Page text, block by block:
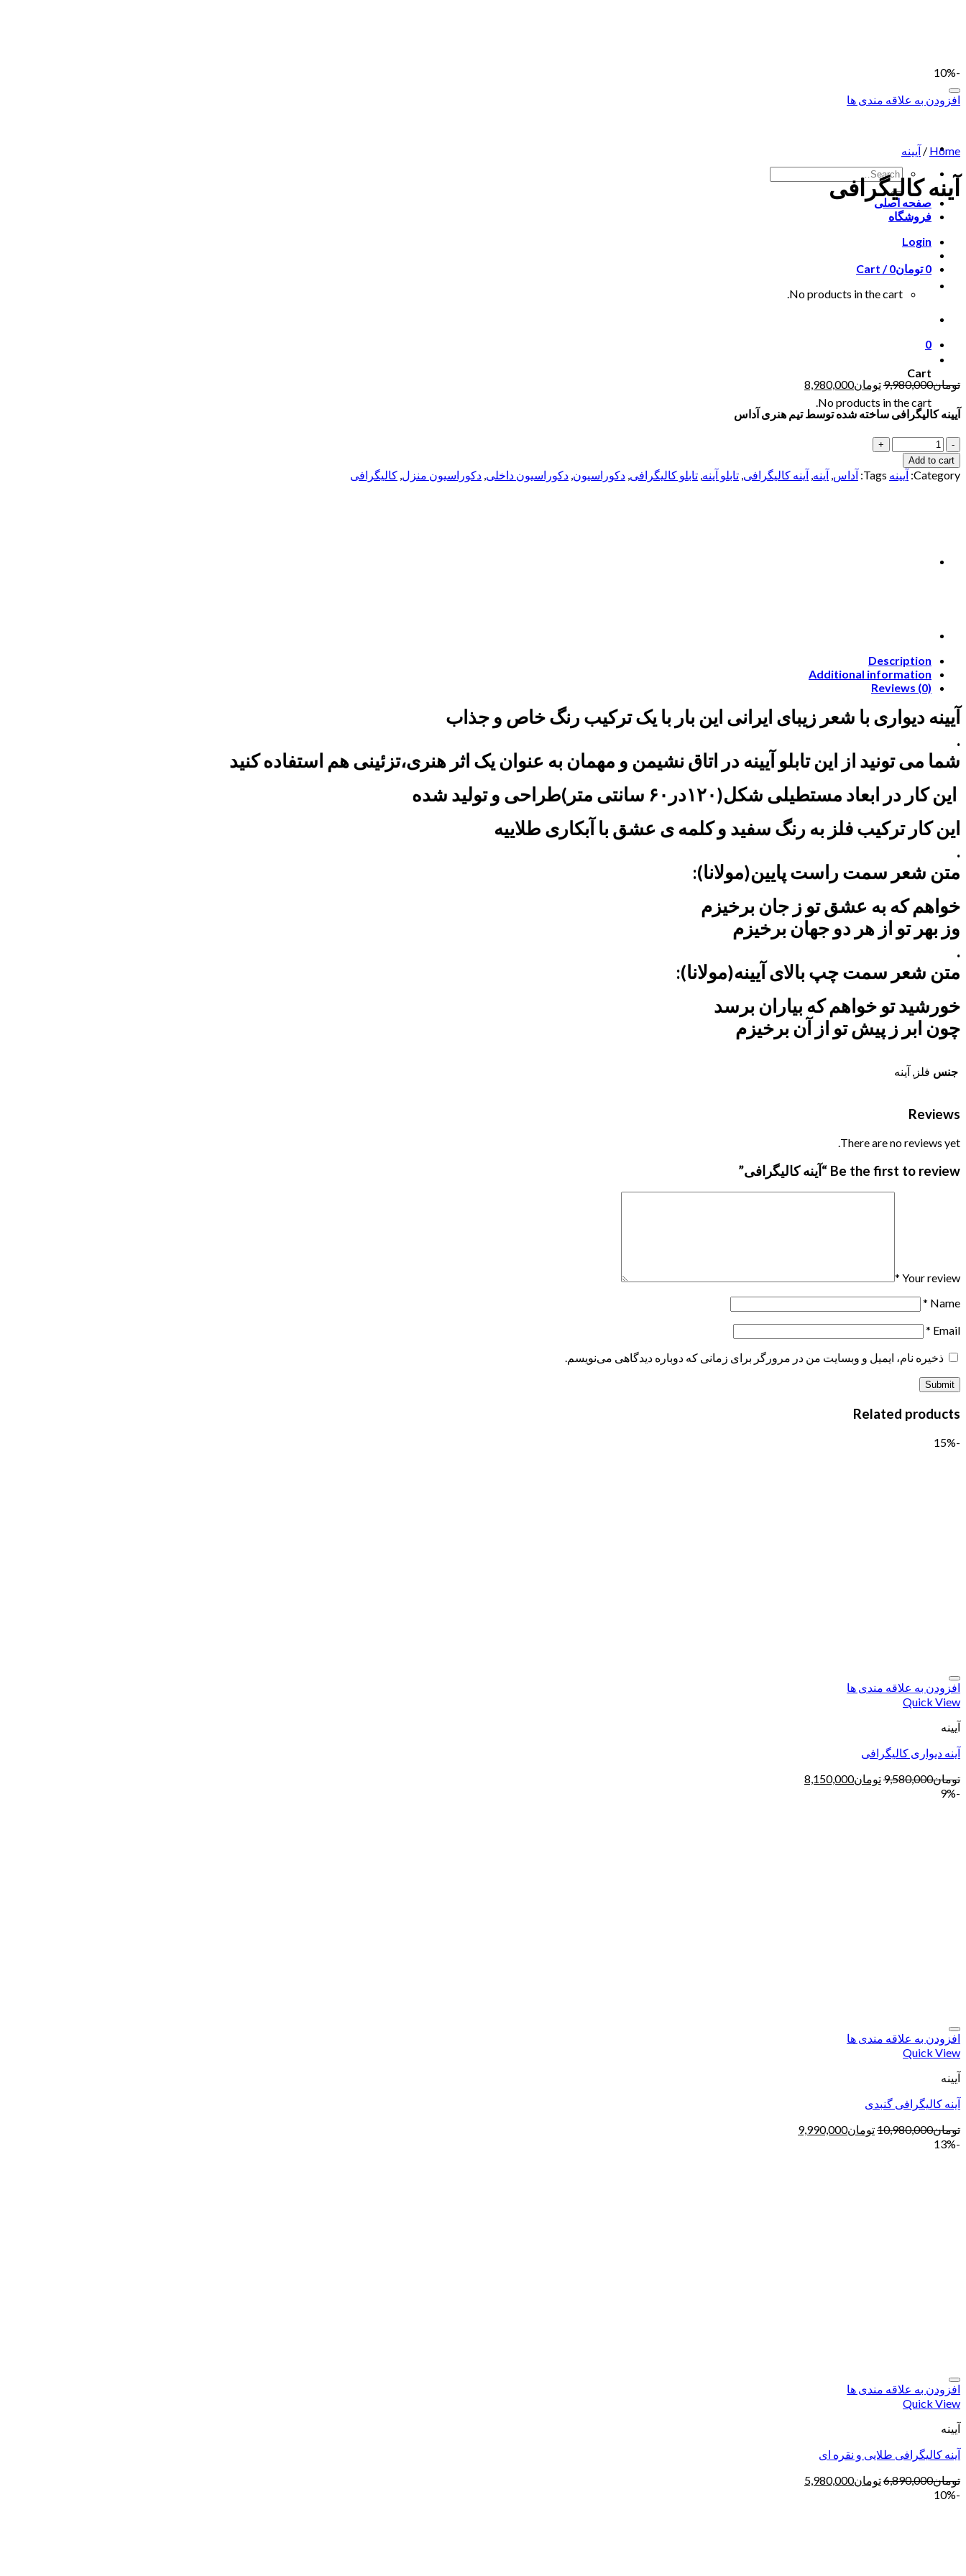
صفحه اصلی
فروشگاه
Login
Cart /
تومان0
0
No products in the cart.
0
Cart
No products in the cart.
-10%
افزودن به علاقه مندی ها
Home
/ آیینه
آینه کالیگرافی
تومان9,980,000تومان8,980,000
آیینه کالیگرافی ساخته شده توسط تیم هنری آداس
Quantity
Add to cart
Category: آیینه Tags: آداس, آینه, آینه کالیگرافی, تابلو آینه, تابلو کالیگرافی, دکوراسیون, دکوراسیون داخلی, دکوراسیون منزل, کالیگرافی
Description
Additional information
Reviews (0)
آیینه دیواری با شعر زیبای ایرانی این بار با یک ترکیب رنگ خاص و جذاب
.
شما می تونید از این تابلو آیینه در اتاق نشیمن و مهمان به عنوان یک اثر هنری،تزئینی هم استفاده کنید
این کار در ابعاد مستطیلی شکل(۱۲۰در۶۰ سانتی متر)طراحی و تولید شده
این کار ترکیب فلز به رنگ سفید و کلمه ی عشق با آبکاری طلاییه
.
متن شعر سمت راست پایین(مولانا):
خواهم که به عشق تو ز جان برخیزم
وز بهر تو از هر دو جهان برخیزم
.
متن شعر سمت چپ بالای آیینه(مولانا):
خورشید تو خواهم که بیاران برسد
چون ابر ز پیش تو از آن برخیزم
جنس فلز, آینه
Reviews
There are no reviews yet.
Be the first to review “آینه کالیگرافی”
Your review
*
Name
*
Email
*
ذخیره نام، ایمیل و وبسایت من در مرورگر برای زمانی که دوباره دیدگاهی می‌نویسم.
Related products
-15%
افزودن به علاقه مندی ها
Quick View
آیینه
آینه دیواری کالیگرافی
تومان9,580,000تومان8,150,000
-9%
افزودن به علاقه مندی ها
Quick View
آیینه
آینه کالیگرافی گنبدی
تومان10,980,000تومان9,990,000
-13%
افزودن به علاقه مندی ها
Quick View
آیینه
آینه کالیگرافی طلایی و نقره ای
تومان6,890,000تومان5,980,000
-10%